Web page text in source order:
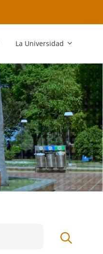
La Universidad